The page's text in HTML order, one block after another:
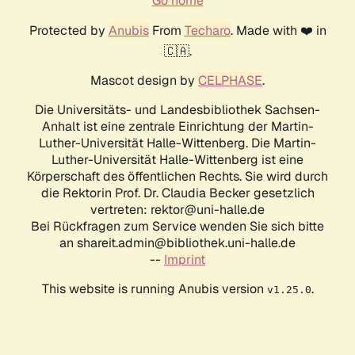
Protected by AnubisFrom Techaro. Made with ❤️ in
🇨🇦.
Mascot design by CELPHASE.
Die Universitäts- und Landesbibliothek Sachsen-
Anhalt ist eine zentrale Einrichtung der Martin-
Luther-Universität Halle-Wittenberg. Die Martin-
Luther-Universität Halle-Wittenberg ist eine
Körperschaft des öffentlichen Rechts. Sie wird durch
die Rektorin Prof. Dr. Claudia Becker gesetzlich
vertreten: rektor@uni-halle.de
Bei Rückfragen zum Service wenden Sie sich bitte
an shareit.admin@bibliothek.uni-halle.de
-- Imprint
This website is running Anubis version v1.25.0.